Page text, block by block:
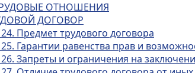
ОТНОШЕНИЯ
ДОГОВОР
Предмет трудового договора
Гарантии равенства прав и
Запреты и ограничения на